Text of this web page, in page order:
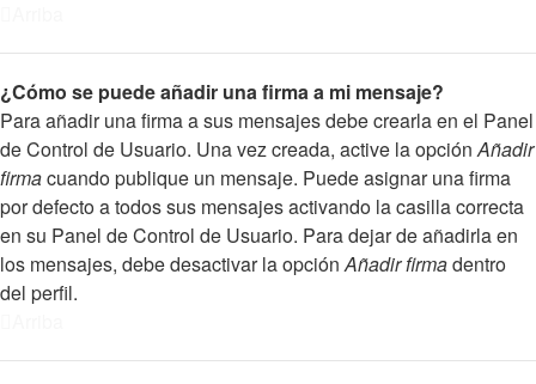
¿Cómo se puede añadir una firma a mi mensaje?
Para añadir una firma a sus mensajes debe crearla en el Panel
de Control de Usuario. Una vez creada, active la opciónAñadir
firmacuando publique un mensaje. Puede asignar una firma
por defecto a todos sus mensajes activando la casilla correcta
en su Panel de Control de Usuario. Para dejar de añadirla en
los mensajes, debe desactivar la opciónAñadir firmadentro
del perfil.